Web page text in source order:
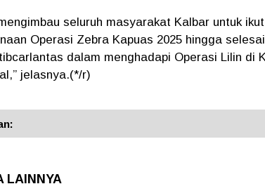
seluruh masyarakat Kalbar untuk
Operasi Zebra Kapuas 2025 hingga
dalam menghadapi Operasi Lilin di
jelasnya.(*/r)
LAINNYA